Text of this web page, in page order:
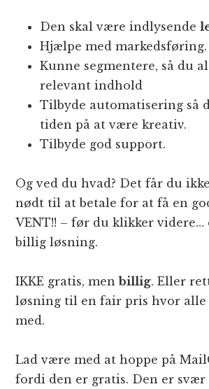
Den skal være indlysende
Hjælpe med markedsføring.
Kunne segmentere, så du
relevant indhold
Tilbyde automatisering så
tiden på at være kreativ.
Tilbyde god support.
Og ved du hvad? Det får du
nødt til at betale for at få en
VENT!! – før du klikker videre…
billig løsning.
IKKE gratis, menbillig. Eller
løsning til en fair pris hvor alle
med.
Lad være med at hoppe på
fordi den er gratis. Den er svær